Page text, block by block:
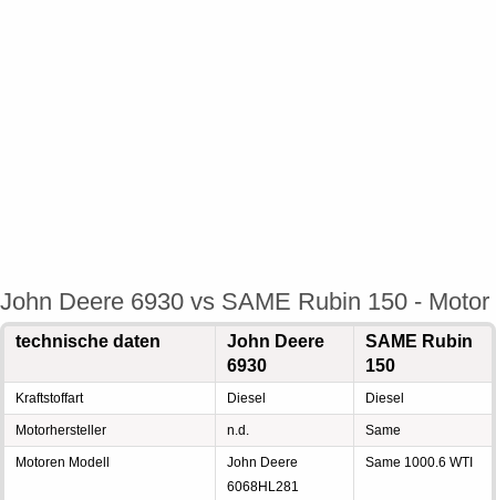
John Deere 6930 vs SAME Rubin 150 - Motor
technische daten
John Deere
6930
SAME Rubin
150
Kraftstoffart Diesel Diesel
Motorhersteller n.d. Same
Motoren Modell
John Deere
6068HL281
Same 1000.6 WTI